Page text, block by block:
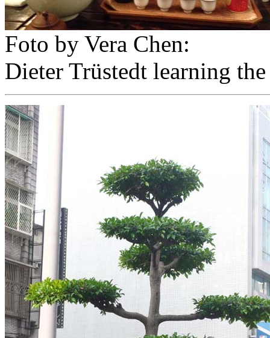
Foto by Vera Chen:
Dieter Trüstedt learning